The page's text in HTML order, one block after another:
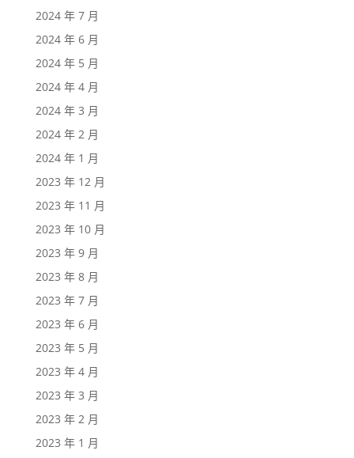
2024 年 7 月
2024 年 6 月
2024 年 5 月
2024 年 4 月
2024 年 3 月
2024 年 2 月
2024 年 1 月
2023 年 12 月
2023 年 11 月
2023 年 10 月
2023 年 9 月
2023 年 8 月
2023 年 7 月
2023 年 6 月
2023 年 5 月
2023 年 4 月
2023 年 3 月
2023 年 2 月
2023 年 1 月